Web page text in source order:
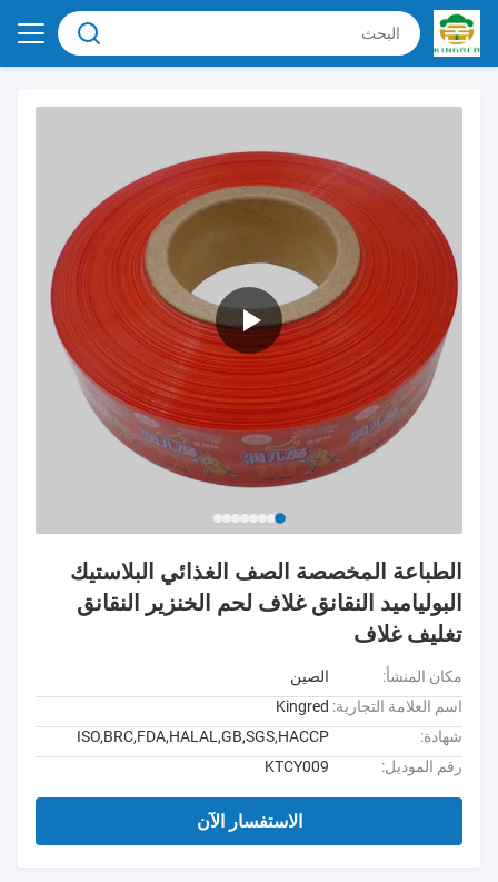
الطباعة المخصصة الصف الغذائي البلاستيك
البولياميد النقانق غلاف لحم الخنزير النقانق
تغليف غلاف
مكان المنشأ:
الصين
اسم العلامة التجارية: Kingred
شهادة:
ISO,BRC,FDA,HALAL,GB,SGS,HACCP
رقم الموديل:
KTCY009
الاستفسار الآن